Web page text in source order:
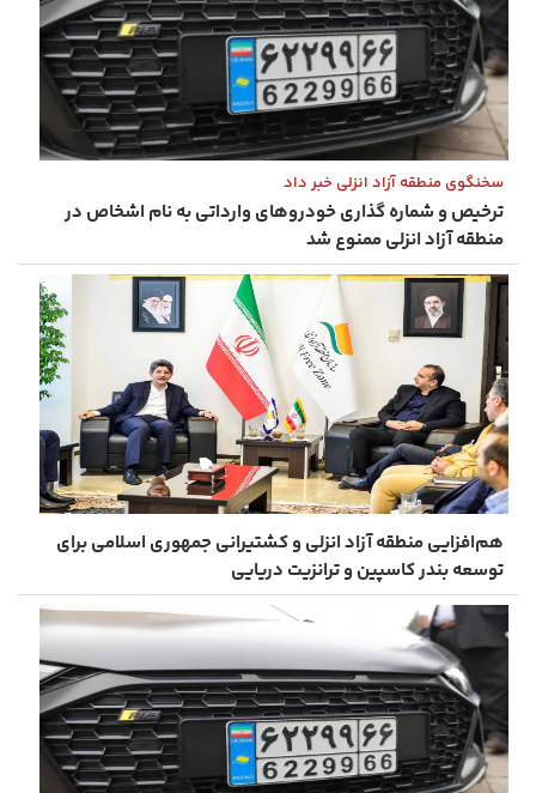
سخنگوی منطقه آزاد انزلی خبر داد
ترخیص و شماره ‌گذاری خودروهای وارداتی به نام اشخاص در
منطقه آزاد انزلی ممنوع شد
هم‌افزایی منطقه آزاد انزلی و کشتیرانی جمهوری اسلامی برای
توسعه بندر کاسپین و ترانزیت دریایی